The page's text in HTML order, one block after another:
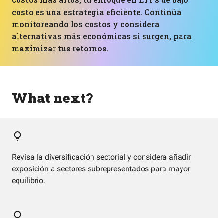
costo es una estrategia eficiente. Continúa
monitoreando los costos y considera
alternativas más económicas si surgen, para
maximizar tus retornos.
What next?
Revisa la diversificación sectorial y considera añadir
exposición a sectores subrepresentados para mayor
equilibrio.